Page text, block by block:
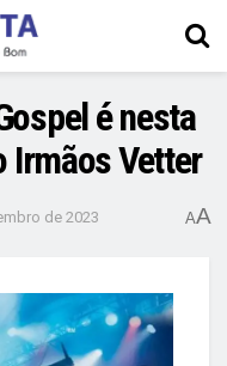
é nesta
Irmãos Vetter
de 2023 AA